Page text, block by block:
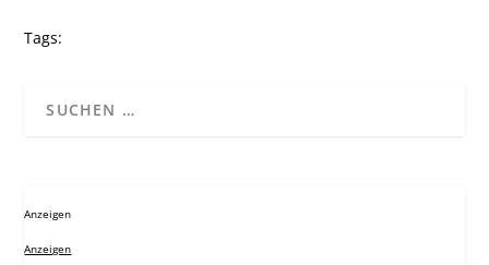
Tags:
Anzeigen
Anzeigen